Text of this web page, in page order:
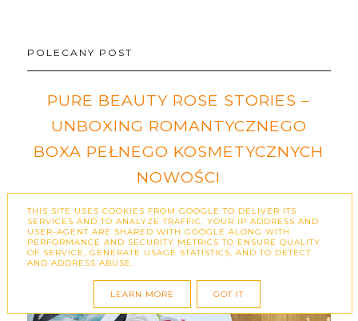
POLECANY POST
PURE BEAUTY ROSE STORIES –
UNBOXING ROMANTYCZNEGO
BOXA PEŁNEGO KOSMETYCZNYCH
NOWOŚCI
Współpraca barterowa - autor: Jakub Lewczuk
Uwielbiam kosmetyczne boxy, ponieważ
pozwalają odkrywać nowe marki i produk…
THIS SITE USES COOKIES FROM GOOGLE TO DELIVER ITS
SERVICES AND TO ANALYZE TRAFFIC. YOUR IP ADDRESS AND
USER-AGENT ARE SHARED WITH GOOGLE ALONG WITH
PERFORMANCE AND SECURITY METRICS TO ENSURE QUALITY
OF SERVICE, GENERATE USAGE STATISTICS, AND TO DETECT
AND ADDRESS ABUSE.
LEARN MORE GOT IT